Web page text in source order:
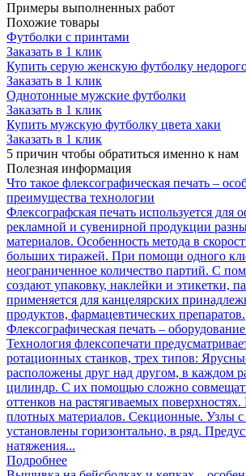
Примеры выполненных работ
Похожие товары
Футболки с принтами
Заказать в 1 клик
Купить серую женскую футболку
Заказать в 1 клик
Однотонные мужские футболки
Заказать в 1 клик
Купить мужскую футболку цвета хаки
Заказать в 1 клик
5 причин чтобы обратиться именно к нам
Полезная информация
Что такое флексографическая печать –
преимущества технологии
Флексографская печать используется для
рекламной и сувенирной продукции
материалов. Особенность метода в
больших тиражей. При помощи одного
неограниченное количество партий. С
создают упаковку, наклейки и этикетки,
применяется для канцелярских
продуктов, фармацевтических препаратов.
Флексографическая печать –
Технология флексопечати
ротационных станков, трех типов:
расположены друг над другом, в каждом
цилиндр. С их помощью сложно
оттенков на растягиваемых
плотных материалов. Секционные. Узлы
установлены горизонтально, в ряд.
натяжения...
Подробнее